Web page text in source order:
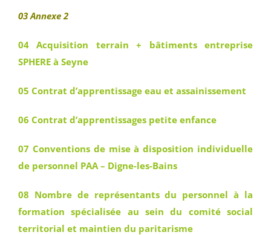
03 Annexe 2
04 Acquisition terrain + bâtiments entreprise
SPHERE à Seyne
05 Contrat d’apprentissage eau et assainissement
06 Contrat d’apprentissages petite enfance
07 Conventions de mise à disposition individuelle
de personnel PAA – Digne-les-Bains
08 Nombre de représentants du personnel à la
formation spécialisée au sein du comité social
territorial et maintien du paritarisme